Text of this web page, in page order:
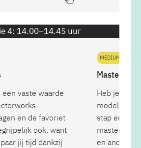
4: 14.00–14.45 uur
vaste waarde
en de favoriet
ook, want
jij tijd dankzij
MEDIUM
Heb je al
stap en
masterclass
en andere